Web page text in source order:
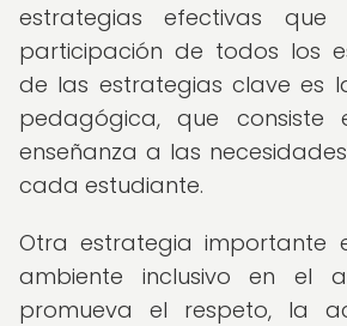
estrategias efectivas que
participación de todos los
de las estrategias clave es
pedagógica, que
enseñanza a las
cada estudiante.
Otra estrategia importante
ambiente inclusivo en el
promueva el respeto, la